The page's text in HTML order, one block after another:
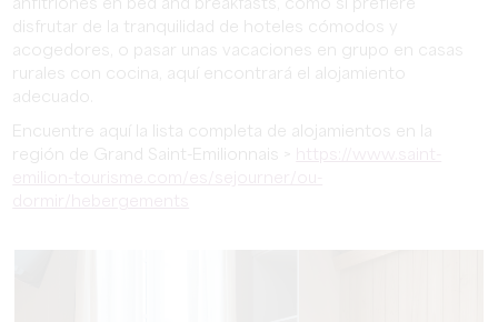
anfitriones en bed and breakfasts, como si prefiere
disfrutar de la tranquilidad de hoteles cómodos y
acogedores, o pasar unas vacaciones en grupo en casas
rurales con cocina, aquí encontrará el alojamiento
adecuado.
Encuentre aquí la lista completa de alojamientos en la
región de Grand Saint-Emilionnais >